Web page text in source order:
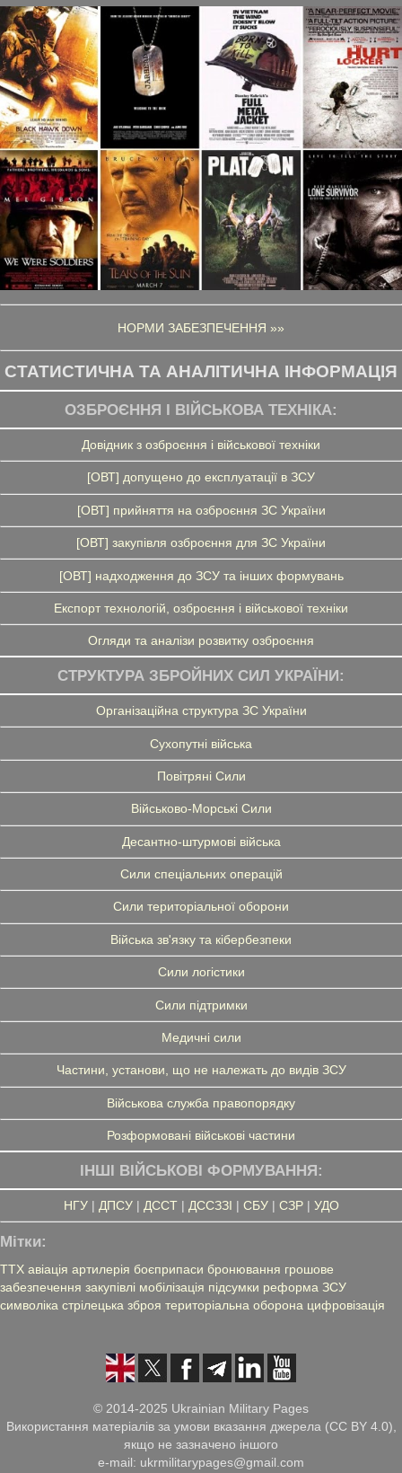
НОРМИ ЗАБЕЗПЕЧЕННЯ »»
СТАТИСТИЧНА ТА АНАЛІТИЧНА ІНФОРМАЦІЯ
ОЗБРОЄННЯ І ВІЙСЬКОВА ТЕХНІКА:
Довідник з озброєння і військової техніки
[ОВТ] допущено до експлуатації в ЗСУ
[ОВТ] прийняття на озброєння ЗС України
[ОВТ] закупівля озброєння для ЗС України
[ОВТ] надходження до ЗСУ та інших формувань
Експорт технологій, озброєння і військової техніки
Огляди та аналізи розвитку озброєння
СТРУКТУРА ЗБРОЙНИХ СИЛ УКРАЇНИ:
Організаційна структура ЗС України
Сухопутні війська
Повітряні Сили
Військово-Морські Сили
Десантно-штурмові війська
Сили спеціальних операцій
Сили територіальної оборони
Війська зв'язку та кібербезпеки
Сили логістики
Сили підтримки
Медичні сили
Частини, установи, що не належать до видів ЗСУ
Військова служба правопорядку
Розформовані військові частини
ІНШІ ВІЙСЬКОВІ ФОРМУВАННЯ:
НГУ| ДПСУ| ДССТ| ДССЗЗІ | СБУ| СЗР| УДО
Мітки:
ТТХ авіація артилерія боєприпаси бронювання грошове
забезпечення закупівлі мобілізація підсумки реформа ЗСУ
символіка стрілецька зброя територіальна оборона цифровізація
© 2014-2025 Ukrainian Military Pages
Використання матеріалів за умови вказання джерела (CC BY 4.0),
якщо не зазначено іншого
e-mail: ukrmilitarypages@gmail.com